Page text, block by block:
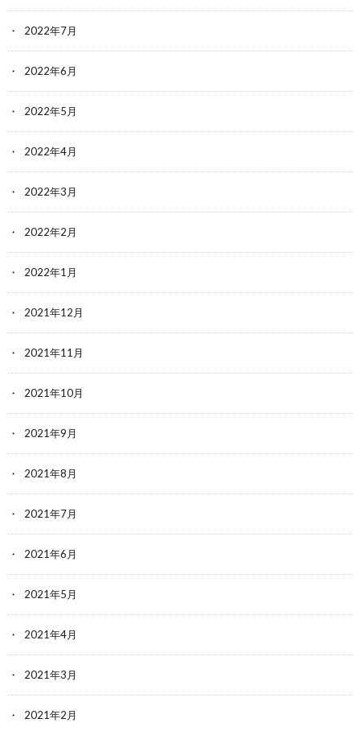
2022年7月
2022年6月
2022年5月
2022年4月
2022年3月
2022年2月
2022年1月
2021年12月
2021年11月
2021年10月
2021年9月
2021年8月
2021年7月
2021年6月
2021年5月
2021年4月
2021年3月
2021年2月